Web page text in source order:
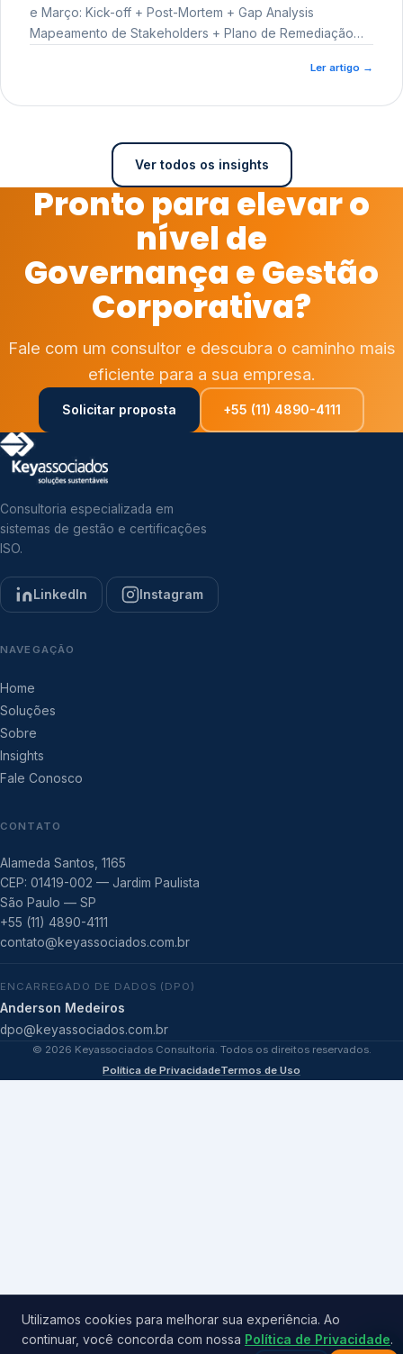
e Março: Kick-off + Post-Mortem + Gap Analysis
Mapeamento de Stakeholders + Plano de Remediação
Ler artigo →
Ver todos os insights
Pronto para elevar o
nível de
Governança e Gestão
Corporativa?
Fale com um consultor e descubra o caminho mais
eficiente para a sua empresa.
Solicitar proposta +55 (11) 4890-4111
Consultoria especializada em
sistemas de gestão e certificações
ISO.
LinkedIn Instagram
NAVEGAÇÃO
Home
Soluções
Sobre
Insights
Fale Conosco
CONTATO
Alameda Santos, 1165
CEP: 01419-002 — Jardim Paulista
São Paulo — SP
+55 (11) 4890-4111
contato@keyassociados.com.br
ENCARREGADO DE DADOS (DPO)
Anderson Medeiros
dpo@keyassociados.com.br
© 2026 Keyassociados Consultoria. Todos os direitos reservados.
Política de PrivacidadeTermos de Uso
Utilizamos cookies para melhorar sua experiência. Ao
continuar, você concorda com nossa Política de Privacidade.